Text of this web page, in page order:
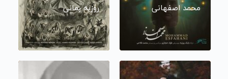
محمد اصفهانی روزبه بمانی